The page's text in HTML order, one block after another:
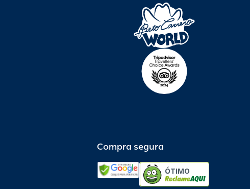
Compra segura
ÓTIMO